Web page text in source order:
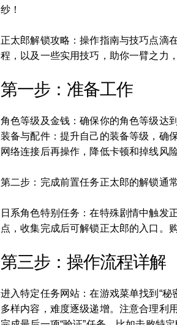
纱！
正太郎解锁攻略：操作指南与技巧点滴
程，以及一些实用技巧，助你一臂之力
第一步：准备工作
角色等级及金钱：确保你的角色等级达
装备与配件：提升自己的装备等级，确
网络连接后再操作，降低卡顿和掉线风险
第二步：完成前置任务正太郎的解锁通
日系角色特别任务：在特殊剧情中触发
点，收集完成后可解锁正太郎的入口。
第三步：操作流程详解
进入特定任务网站：在游戏菜单找到“
多样内容，难度逐级递增。注意合理利